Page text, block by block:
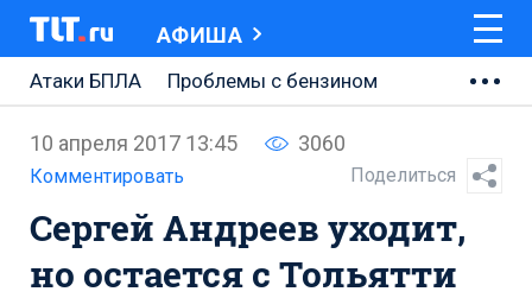
АФИША
Атаки БПЛА
Проблемы с бензином
Ремонт Центральной площади
Ремонт Обводного шоссе
Набережная Тольятти
10 апреля 2017 13:45 3060
Комментировать Поделиться
Сергей Андреев уходит,
но остается с Тольятти